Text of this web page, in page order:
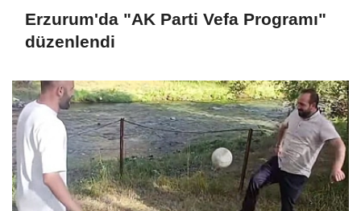
Erzurum'da "AK Parti Vefa Programı"
düzenlendi